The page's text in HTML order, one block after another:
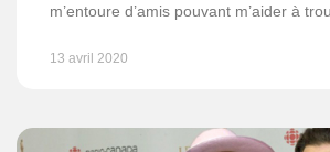
m’entoure d’amis pouvant m’aider à
13 avril 2020